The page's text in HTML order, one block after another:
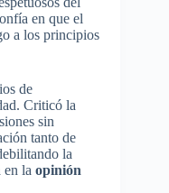
en que el
a los principios
de
Criticó la
sin
tanto de
la
en la opinión